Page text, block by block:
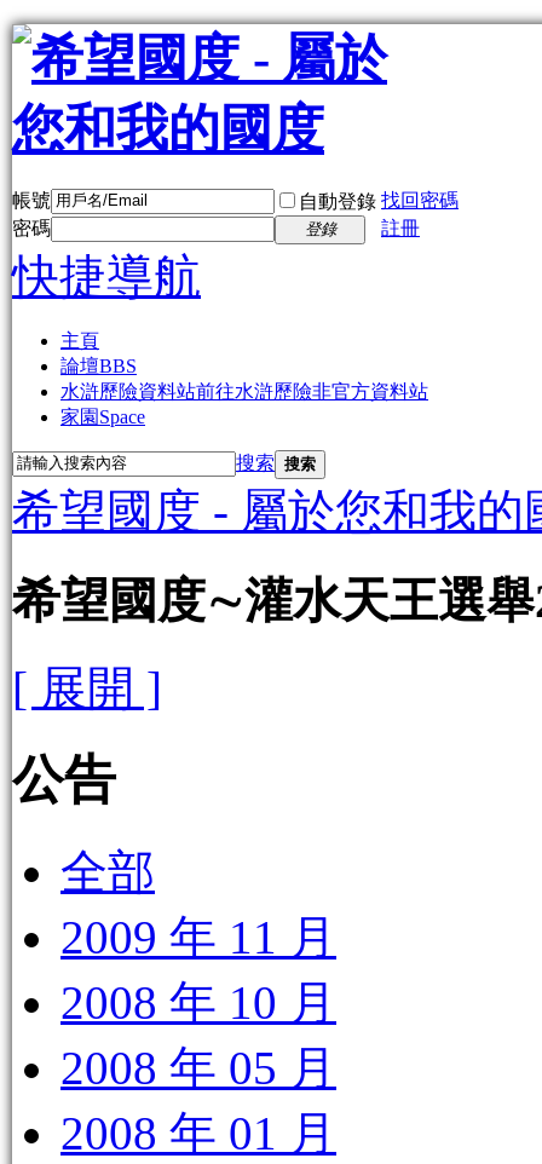
帳號 自動登錄 找回密碼
密碼
登錄 註冊
快捷導航
主頁
論壇BBS
水滸歷險資料站前往水滸歷險非官方資料站
家園 Space
搜索 搜索
希望國度 - 屬於您和我的
希望國度∼灌水天王選舉
[ 展開 ]
公告
全部
2009 年 11 月
2008 年 10 月
2008 年 05 月
2008 年 01 月